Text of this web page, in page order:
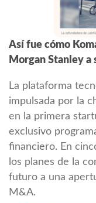
Así fue cómo
Morgan Stanley a
La plataforma
impulsada por la
en la primera
exclusivo
financiero. En
los planes de la
futuro a una
M&A.